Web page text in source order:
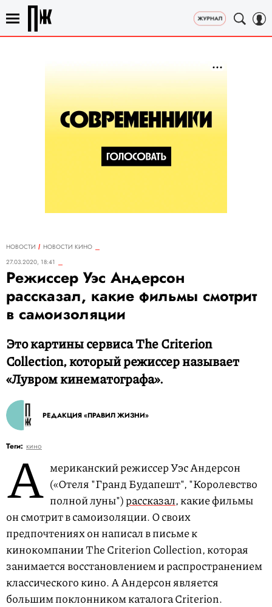
НОВОСТИ
НОВОСТИ КИНО
27.03.2020, 18:41
Режиссер Уэс Андерсон
рассказал, какие фильмы смотрит
в самоизоляции
Это картины сервиса The Criterion
Collection, который режиссер называет
«Лувром кинематографа».
РЕДАКЦИЯ «ПРАВИЛ ЖИЗНИ»
Теги: кино
А мериканский режиссер Уэс Андерсон
(«Отеля "Гранд Будапешт", "Королевство
полной луны")рассказал, какие фильмы
он смотрит в самоизоляции. О своих
предпочтениях он написал в письме к
кинокомпании The Criterion Collection, которая
занимается восстановлением и распространением
классического кино. А Андерсон является
большим поклонником каталога Criterion.